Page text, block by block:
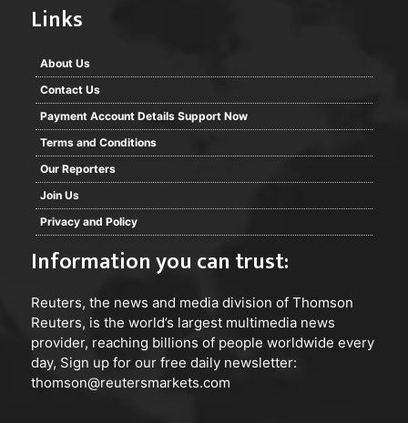
Links
About Us
Contact Us
Payment Account Details Support Now
Terms and Conditions
Our Reporters
Join Us
Privacy and Policy
Information you can trust:
Reuters, the news and media division of Thomson
Reuters, is the world’s largest multimedia news
provider, reaching billions of people worldwide every
day, Sign up for our free daily newsletter:
thomson@reutersmarkets.com